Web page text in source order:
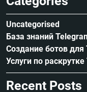
Uncategorised
База знаний
Создание ботов для
Услуги по
Recent Posts